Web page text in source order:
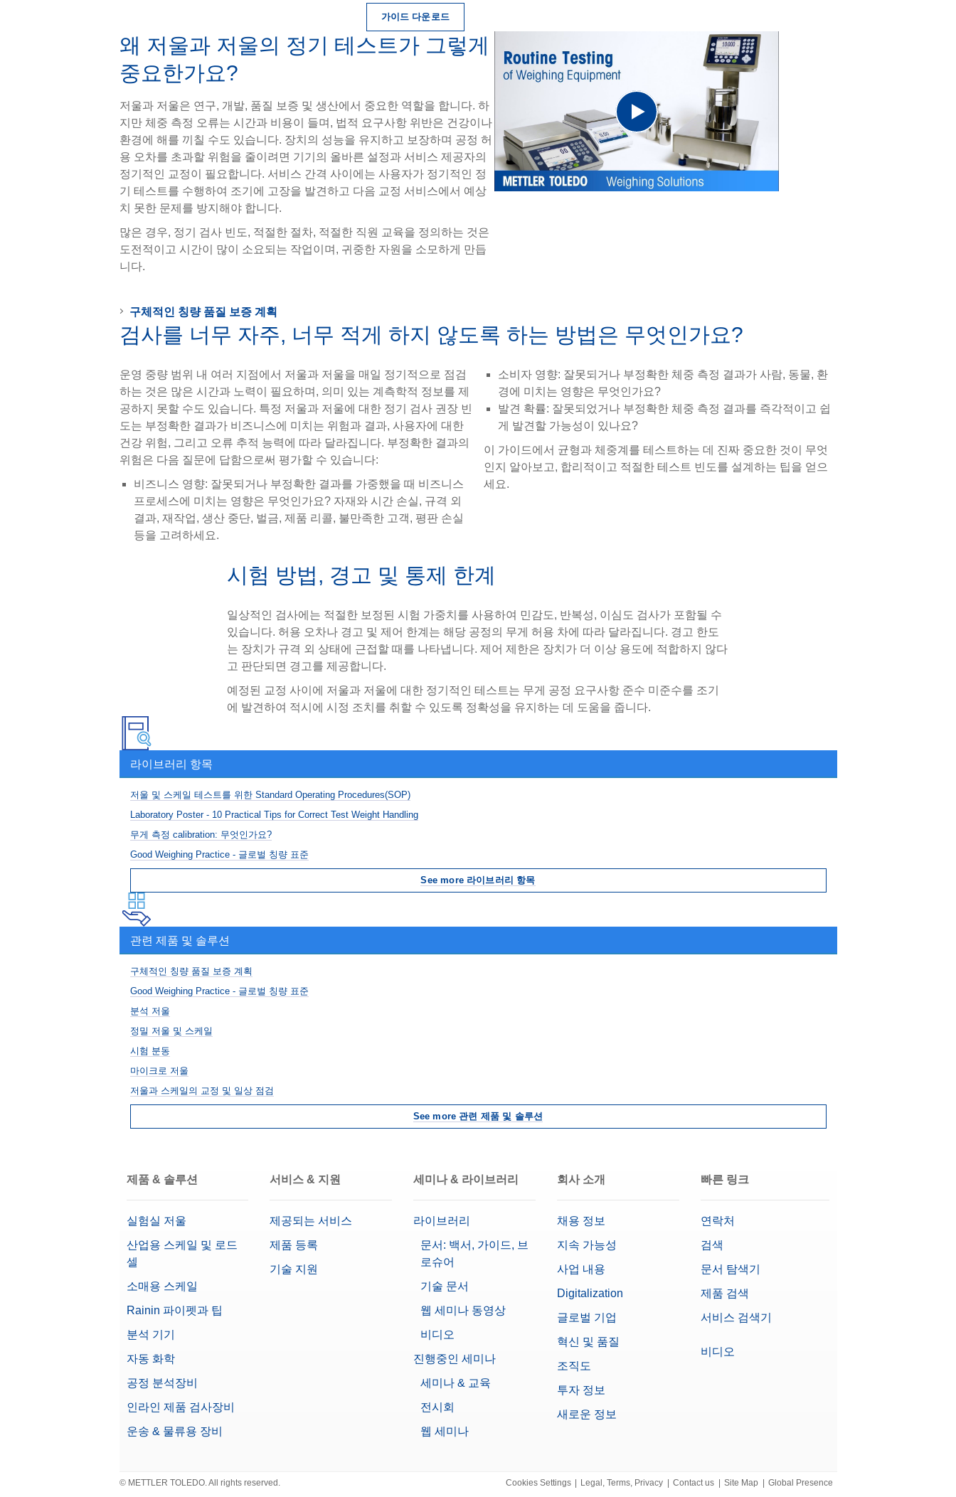
가이드 다운로드
왜 저울과 저울의 정기 테스트가 그렇게
중요한가요?
저울과 저울은 연구, 개발, 품질 보증 및 생산에서 중요한 역할을 합니다. 하
지만 체중 측정 오류는 시간과 비용이 들며, 법적 요구사항 위반은 건강이나
환경에 해를 끼칠 수도 있습니다. 장치의 성능을 유지하고 보장하며 공정 허
용 오차를 초과할 위험을 줄이려면 기기의 올바른 설정과 서비스 제공자의
정기적인 교정이 필요합니다. 서비스 간격 사이에는 사용자가 정기적인 정
기 테스트를 수행하여 조기에 고장을 발견하고 다음 교정 서비스에서 예상
치 못한 문제를 방지해야 합니다.
많은 경우, 정기 검사 빈도, 적절한 절차, 적절한 직원 교육을 정의하는 것은
도전적이고 시간이 많이 소요되는 작업이며, 귀중한 자원을 소모하게 만듭
니다.
구체적인 칭량 품질 보증 계획
Play
검사를 너무 자주, 너무 적게 하지 않도록 하는 방법은 무엇인가요?
운영 중량 범위 내 여러 지점에서 저울과 저울을 매일 정기적으로 점검
하는 것은 많은 시간과 노력이 필요하며, 의미 있는 계측학적 정보를 제
공하지 못할 수도 있습니다. 특정 저울과 저울에 대한 정기 검사 권장 빈
도는 부정확한 결과가 비즈니스에 미치는 위험과 결과, 사용자에 대한
건강 위험, 그리고 오류 추적 능력에 따라 달라집니다. 부정확한 결과의
위험은 다음 질문에 답함으로써 평가할 수 있습니다:
비즈니스 영향: 잘못되거나 부정확한 결과를 가중했을 때 비즈니스
프로세스에 미치는 영향은 무엇인가요? 자재와 시간 손실, 규격 외
결과, 재작업, 생산 중단, 벌금, 제품 리콜, 불만족한 고객, 평판 손실
등을 고려하세요.
소비자 영향: 잘못되거나 부정확한 체중 측정 결과가 사람, 동물, 환
경에 미치는 영향은 무엇인가요?
발견 확률: 잘못되었거나 부정확한 체중 측정 결과를 즉각적이고 쉽
게 발견할 가능성이 있나요?
이 가이드에서 균형과 체중계를 테스트하는 데 진짜 중요한 것이 무엇
인지 알아보고, 합리적이고 적절한 테스트 빈도를 설계하는 팁을 얻으
세요.
시험 방법, 경고 및 통제 한계
일상적인 검사에는 적절한 보정된 시험 가중치를 사용하여 민감도, 반복성, 이심도 검사가 포함될 수
있습니다. 허용 오차나 경고 및 제어 한계는 해당 공정의 무게 허용 차에 따라 달라집니다. 경고 한도
는 장치가 규격 외 상태에 근접할 때를 나타냅니다. 제어 제한은 장치가 더 이상 용도에 적합하지 않다
고 판단되면 경고를 제공합니다.
예정된 교정 사이에 저울과 저울에 대한 정기적인 테스트는 무게 공정 요구사항 준수 미준수를 조기
에 발견하여 적시에 시정 조치를 취할 수 있도록 정확성을 유지하는 데 도움을 줍니다.
라이브러리 항목
저울 및 스케일 테스트를 위한 Standard Operating Procedures(SOP)
Laboratory Poster - 10 Practical Tips for Correct Test Weight Handling
무게 측정 calibration: 무엇인가요?
Good Weighing Practice - 글로벌 칭량 표준
See more 라이브러리 항목
관련 제품 및 솔루션
구체적인 칭량 품질 보증 계획
Good Weighing Practice - 글로벌 칭량 표준
분석 저울
정밀 저울 및 스케일
시험 분동
마이크로 저울
저울과 스케일의 교정 및 일상 점검
See more 관련 제품 및 솔루션
제품 & 솔루션
실험실 저울
산업용 스케일 및 로드
셀
소매용 스케일
Rainin 파이펫과 팁
분석 기기
자동 화학
공정 분석장비
인라인 제품 검사장비
운송 & 물류용 장비
서비스 & 지원
제공되는 서비스
제품 등록
기술 지원
세미나 & 라이브러리
라이브러리
문서: 백서, 가이드, 브
로슈어
기술 문서
웹 세미나 동영상
비디오
진행중인 세미나
세미나 & 교육
전시회
웹 세미나
회사 소개
채용 정보
지속 가능성
사업 내용
Digitalization
글로벌 기업
혁신 및 품질
조직도
투자 정보
새로운 정보
빠른 링크
연락처
검색
문서 탐색기
제품 검색
서비스 검색기
비디오
© METTLER TOLEDO. All rights reserved. Cookies Settings Legal, Terms, Privacy Contact us Site Map Global Presence